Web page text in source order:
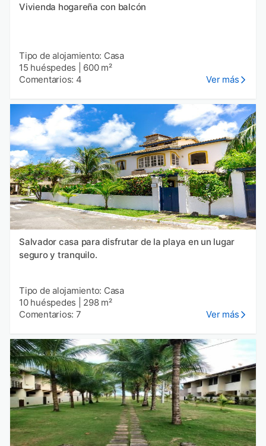
Vivienda hogareña con balcón
Tipo de alojamiento: Casa
15 huéspedes
600 m²
Comentarios: 4
Ver más
Salvador casa para disfrutar de la playa en un lugar
seguro y tranquilo.
Tipo de alojamiento: Casa
10 huéspedes
298 m²
Comentarios: 7
Ver más